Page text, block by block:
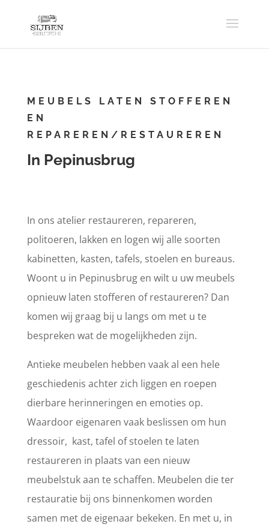
MEUBELS LATEN STOFFEREN
EN
REPAREREN/RESTAUREREN
In Pepinusbrug
In ons atelier restaureren, repareren,
politoeren, lakken en logen wij alle soorten
kabinetten, kasten, tafels, stoelen en bureaus.
Woont u in Pepinusbrug en wilt u uw meubels
opnieuw laten stofferen of restaureren? Dan
komen wij graag bij u langs om met u te
bespreken wat de mogelijkheden zijn.
Antieke meubelen hebben vaak al een hele
geschiedenis achter zich liggen en roepen
dierbare herinneringen en emoties op.
Waardoor eigenaren vaak beslissen om hun
dressoir, kast, tafel of stoelen te laten
restaureren in plaats van een nieuw
meubelstuk aan te schaffen. Meubelen die ter
restauratie bij ons binnenkomen worden
samen met de eigenaar bekeken. En met u, in